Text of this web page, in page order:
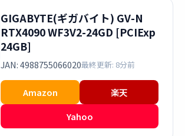
GIGABYTE(ギガバイト) GV-N
RTX4090 WF3V2-24GD [PCIExp
24GB]
JAN: 4988755066020最終更新: 8分前
Amazon
楽天
Yahoo